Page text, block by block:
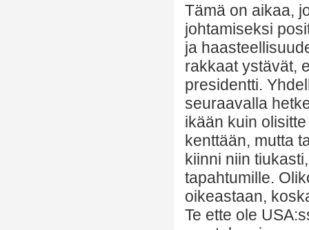
Tämä on aikaa,
johtamiseksi
ja
rakkaat ystävät,
presidentti.
seuraavalla
ikään kuin
kenttään, mutta
kiinni niin
tapahtumille.
oikeastaan,
Te ette ole